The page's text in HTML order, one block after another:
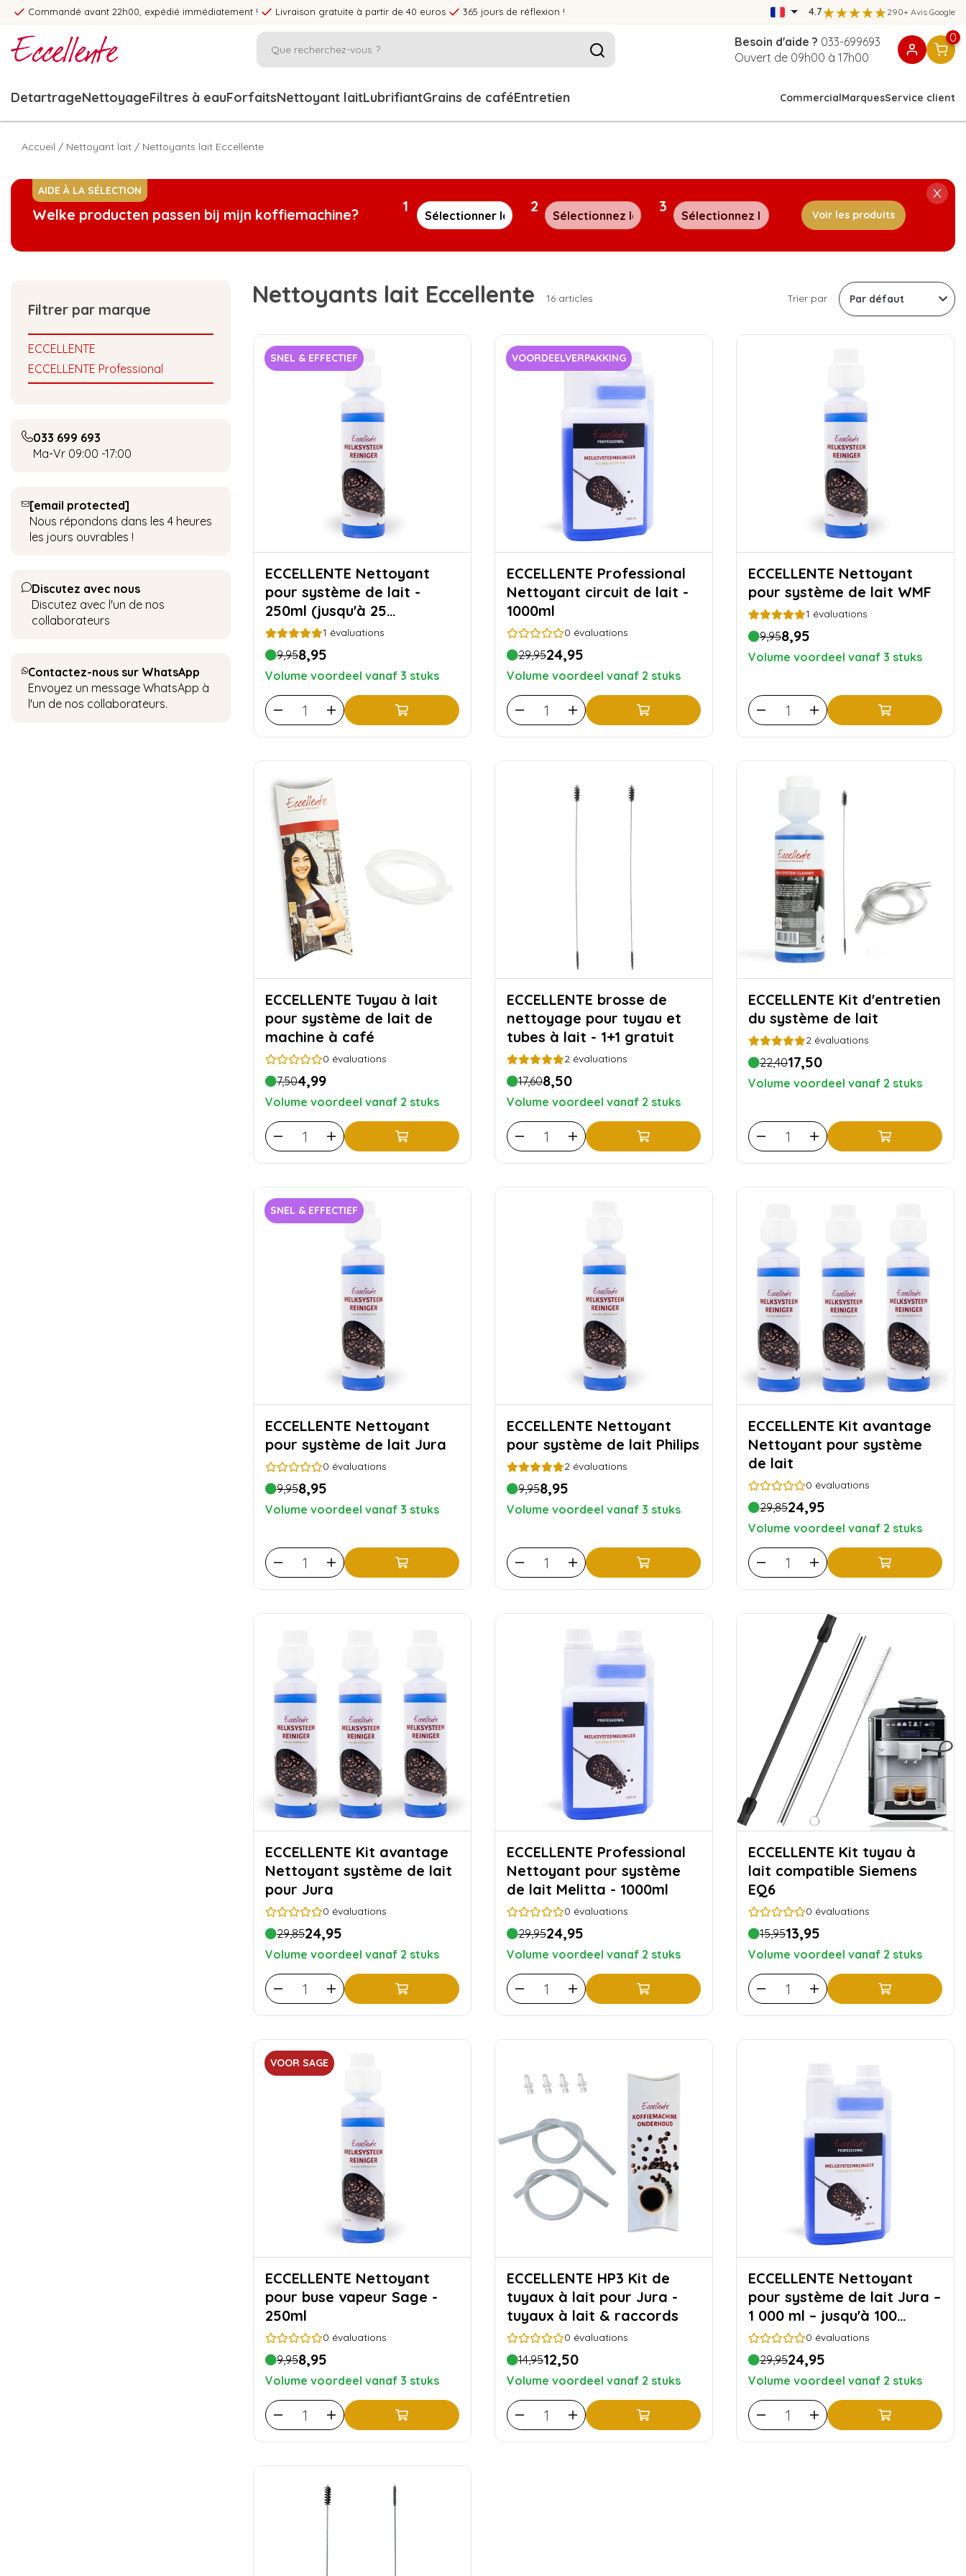
Commandé avant 22h00, expédié immédiatement ! Livraison gratuite à partir de 40 euros 365 jours de réflexion ! 4.7 290+ Avis Google
Besoin d'aide ? 033-699693
Ouvert de 09h00 à 17h00
0
DetartrageNettoyageFiltres à eauForfaitsNettoyant laitLubrifiantGrains de caféEntretien CommercialMarquesService client
Accueil / Nettoyant lait / Nettoyants lait Eccellente
AIDE À LA SÉLECTION
Welke producten passen bij mijn koffiemachine? 1 2 3 Voir les produits
Filtrer par marque
ECCELLENTE
ECCELLENTE Professional
033 699 693
Ma-Vr 09:00 -17:00
[email protected]
Nous répondons dans les 4 heures
les jours ouvrables !
Discutez avec nous
Discutez avec l'un de nos
collaborateurs
Contactez-nous sur WhatsApp
Envoyez un message WhatsApp à
l'un de nos collaborateurs.
Nettoyants lait Eccellente 16 articles Trier par
SNEL & EFFECTIEF
ECCELLENTE Nettoyant
pour système de lait -
250ml (jusqu'à 25
nettoyages)
1 évaluations
9,958,95
Volume voordeel vanaf 3 stuks
VOORDEELVERPAKKING
ECCELLENTE Professional
Nettoyant circuit de lait -
1000ml
0 évaluations
29,9524,95
Volume voordeel vanaf 2 stuks
ECCELLENTE Nettoyant
pour système de lait WMF
1 évaluations
9,958,95
Volume voordeel vanaf 3 stuks
ECCELLENTE Tuyau à lait
pour système de lait de
machine à café
0 évaluations
7,504,99
Volume voordeel vanaf 2 stuks
ECCELLENTE brosse de
nettoyage pour tuyau et
tubes à lait - 1+1 gratuit
2 évaluations
17,608,50
Volume voordeel vanaf 2 stuks
ECCELLENTE Kit d'entretien
du système de lait
2 évaluations
22,4017,50
Volume voordeel vanaf 2 stuks
SNEL & EFFECTIEF
ECCELLENTE Nettoyant
pour système de lait Jura
0 évaluations
9,958,95
Volume voordeel vanaf 3 stuks
ECCELLENTE Nettoyant
pour système de lait Philips
2 évaluations
9,958,95
Volume voordeel vanaf 3 stuks
ECCELLENTE Kit avantage
Nettoyant pour système
de lait
0 évaluations
29,8524,95
Volume voordeel vanaf 2 stuks
ECCELLENTE Kit avantage
Nettoyant système de lait
pour Jura
0 évaluations
29,8524,95
Volume voordeel vanaf 2 stuks
ECCELLENTE Professional
Nettoyant pour système
de lait Melitta - 1000ml
0 évaluations
29,9524,95
Volume voordeel vanaf 2 stuks
ECCELLENTE Kit tuyau à
lait compatible Siemens
EQ6
0 évaluations
15,9513,95
Volume voordeel vanaf 2 stuks
VOOR SAGE
ECCELLENTE Nettoyant
pour buse vapeur Sage -
250ml
0 évaluations
9,958,95
Volume voordeel vanaf 3 stuks
ECCELLENTE HP3 Kit de
tuyaux à lait pour Jura -
tuyaux à lait & raccords
0 évaluations
14,9512,50
Volume voordeel vanaf 2 stuks
ECCELLENTE Nettoyant
pour système de lait Jura –
1 000 ml – jusqu'à 100
cycles de nettoyage
0 évaluations
29,9524,95
Volume voordeel vanaf 2 stuks